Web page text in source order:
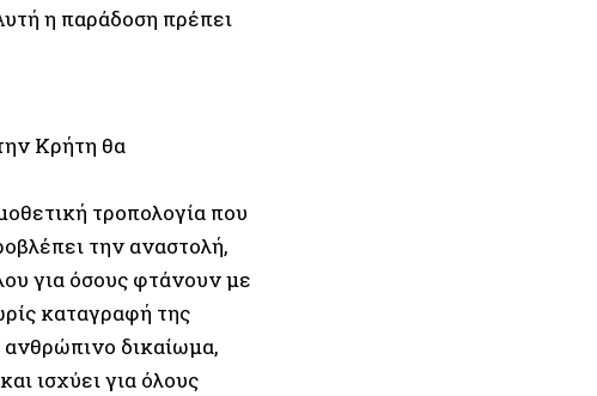
η παράδοση πρέπει
Κρήτη θα
τροπολογία που
την αναστολή,
για όσους φτάνουν με
καταγραφή της
ανθρώπινο δικαίωμα,
ισχύει για όλους